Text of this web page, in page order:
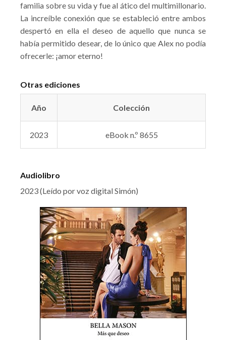
familia sobre su vida y fue al ático del multimillonario.
La increíble conexión que se estableció entre ambos
despertó en ella el deseo de aquello que nunca se
había permitido desear, de lo único que Alex no podía
ofrecerle: ¡amor eterno!
Otras ediciones
Año Colección
2023 eBook n.º 8655
Audiolibro
2023 (Leído por voz digital Simón)